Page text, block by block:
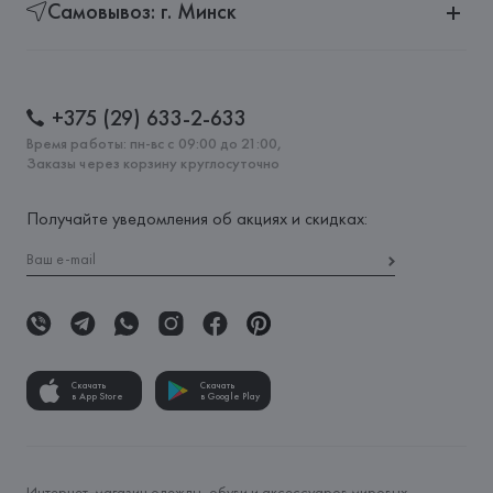
Самовывоз: г. Минск
+375 (29) 633-2-633
Время работы: пн-вс с 09:00 до 21:00,
Заказы через корзину круглосуточно
Получайте уведомления об акциях и скидках:
Скачать
в App Store
Скачать
в Google Play